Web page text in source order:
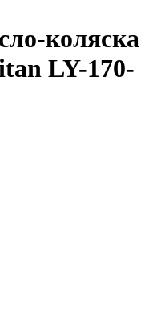
коляска
LY-170-